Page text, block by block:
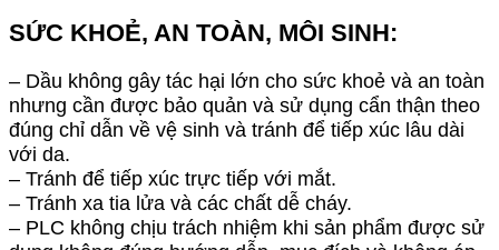
SỨC KHOẺ, AN TOÀN, MÔI SINH:
– Dầu không gây tác hại lớn cho sức khoẻ và an toàn
nhưng cần được bảo quản và sử dụng cẩn thận theo
đúng chỉ dẫn về vệ sinh và tránh để tiếp xúc lâu dài
với da.
– Tránh để tiếp xúc trực tiếp với mắt.
– Tránh xa tia lửa và các chất dễ cháy.
– PLC không chịu trách nhiệm khi sản phẩm được sử